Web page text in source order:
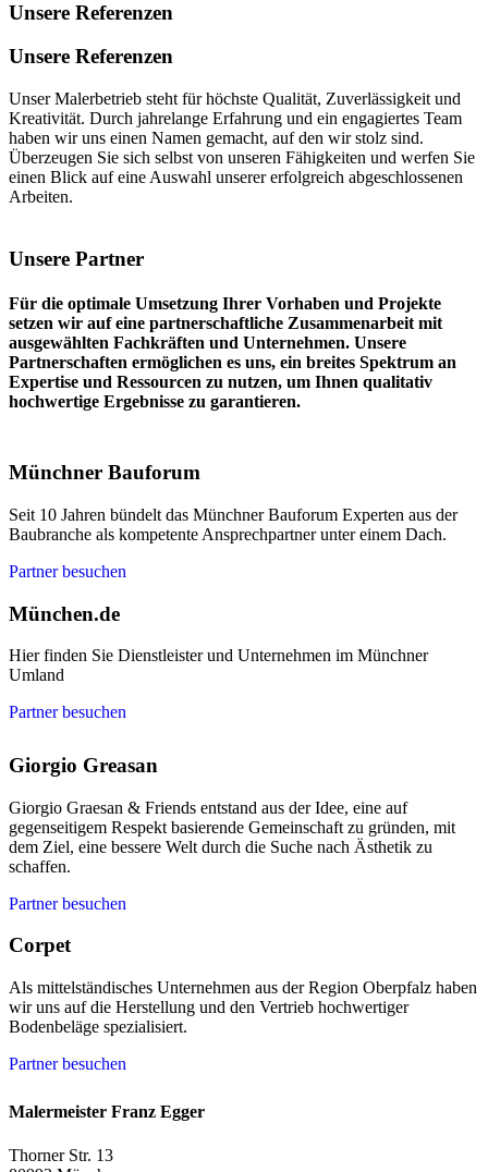
Unsere Referenzen
Unsere Referenzen
Unser Malerbetrieb steht für höchste Qualität, Zuverlässigkeit und
Kreativität. Durch jahrelange Erfahrung und ein engagiertes Team
haben wir uns einen Namen gemacht, auf den wir stolz sind.
Überzeugen Sie sich selbst von unseren Fähigkeiten und werfen Sie
einen Blick auf eine Auswahl unserer erfolgreich abgeschlossenen
Arbeiten.
Unsere Partner
Für die optimale Umsetzung Ihrer Vorhaben und Projekte
setzen wir auf eine partnerschaftliche Zusammenarbeit mit
ausgewählten Fachkräften und Unternehmen. Unsere
Partnerschaften ermöglichen es uns, ein breites Spektrum an
Expertise und Ressourcen zu nutzen, um Ihnen qualitativ
hochwertige Ergebnisse zu garantieren.
Münchner Bauforum
Seit 10 Jahren bündelt das Münchner Bauforum Experten aus der
Baubranche als kompetente Ansprechpartner unter einem Dach.
Partner besuchen
München.de
Hier finden Sie Dienstleister und Unternehmen im Münchner
Umland
Partner besuchen
Giorgio Greasan
Giorgio Graesan & Friends entstand aus der Idee, eine auf
gegenseitigem Respekt basierende Gemeinschaft zu gründen, mit
dem Ziel, eine bessere Welt durch die Suche nach Ästhetik zu
schaffen.
Partner besuchen
Corpet
Als mittelständisches Unternehmen aus der Region Oberpfalz haben
wir uns auf die Herstellung und den Vertrieb hochwertiger
Bodenbeläge spezialisiert.
Partner besuchen
Malermeister Franz Egger
Thorner Str. 13